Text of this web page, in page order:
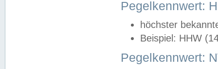
Pegelkennwert:
höchster
Beispiel: HHW
Pegelkennwert: